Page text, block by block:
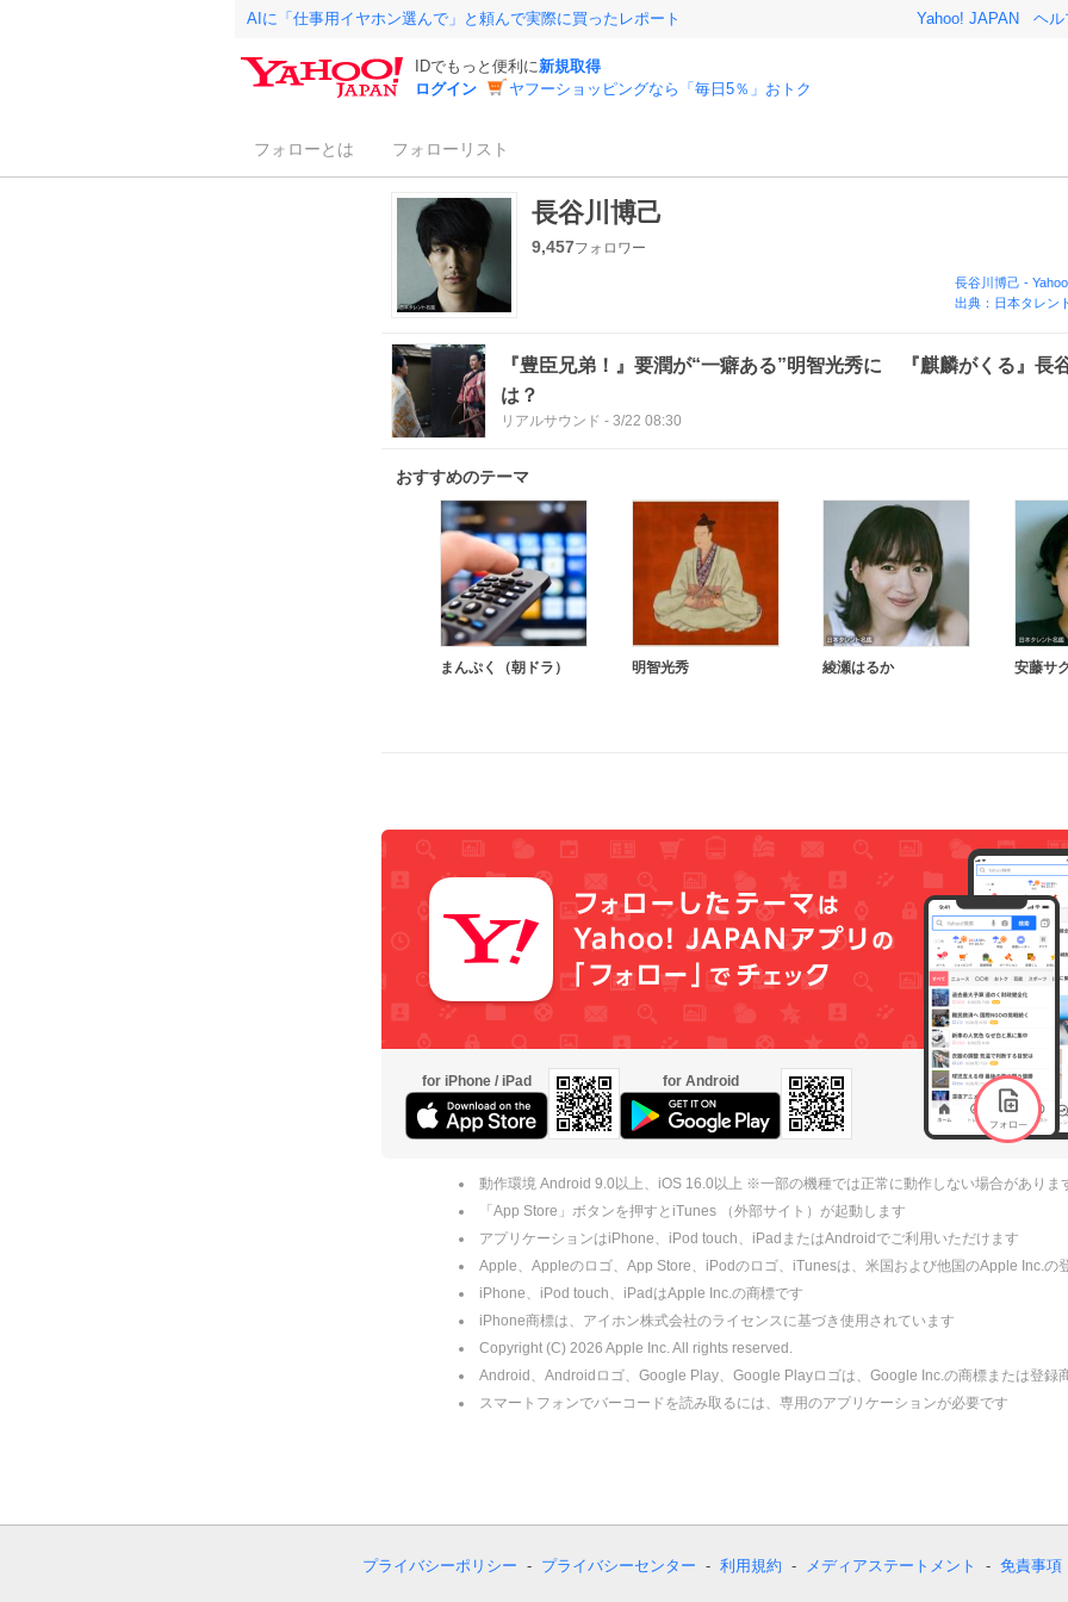
AIに「仕事用イヤホン選んで」と頼んで実際に買ったレポート Yahoo! JAPAN ヘル
IDでもっと便利に新規取得
ログイン
ヤフーショッピングなら「毎日5％」おトク
フォローとは フォローリスト
長谷川博己
9,457フォロワー
長谷川博己 -
出典：日本タレン
『豊臣兄弟！』要潤が“一癖ある”明智光秀に 『麒麟がくる』長
は？
リアルサウンド - 3/22 08:30
おすすめのテーマ
まんぷく（朝ドラ） 明智光秀 綾瀬はるか 安藤サ
for iPhone / iPad for Android
動作環境 Android 9.0以上、iOS 16.0以上 ※一部の機種では正常に動作しない場合がありま
「App Store」ボタンを押すとiTunes （外部サイト）が起動します
アプリケーションはiPhone、iPod touch、iPadまたはAndroidでご利用いただけます
Apple、Appleのロゴ、App Store、iPodのロゴ、iTunesは、米国および他国のApple Inc.の
iPhone、iPod touch、iPadはApple Inc.の商標です
iPhone商標は、アイホン株式会社のライセンスに基づき使用されています
Copyright (C) 2026 Apple Inc. All rights reserved.
Android、Androidロゴ、Google Play、Google Playロゴは、Google Inc.の商標または登録
スマートフォンでバーコードを読み取るには、専用のアプリケーションが必要です
プライバシーポリシー プライバシーセンター 利用規約 メディアステートメント 免責事項